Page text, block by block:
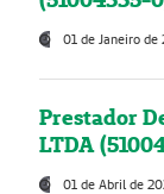
01 de Janeiro de
Prestador
LTDA
01 de Abril de